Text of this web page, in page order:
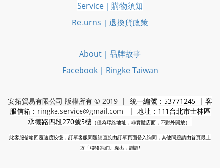
Service｜購物須知
Returns｜退換貨政策
About｜品牌故事
Facebook｜Ringke Taiwan
安拓貿易有限公司 版權所有 © 2019 | 統一編號：53771245 | 客
服信箱： ringke.service@gmail.com | 地址：111台北市士林區
承德路四段270號5樓 （僅為聯絡地址，非實體店面，不對外開放）
此客服信箱回覆速度較慢，訂單客服問題請直接由訂單頁面登入詢問，其他問題請由首頁最上
方「聯絡我們」提出，謝謝!